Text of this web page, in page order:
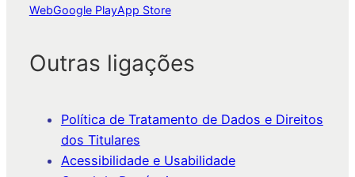
WebGoogle PlayApp Store
Outras ligações
Política de Tratamento de Dados e Direitos
dos Titulares
Acessibilidade e Usabilidade